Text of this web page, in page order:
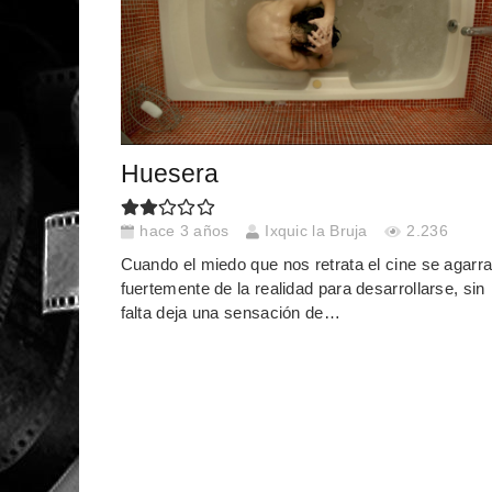
Huesera
hace 3 años Ixquic la Bruja 2.236
Cuando el miedo que nos retrata el cine se agarra
fuertemente de la realidad para desarrollarse, sin
falta deja una sensación de…